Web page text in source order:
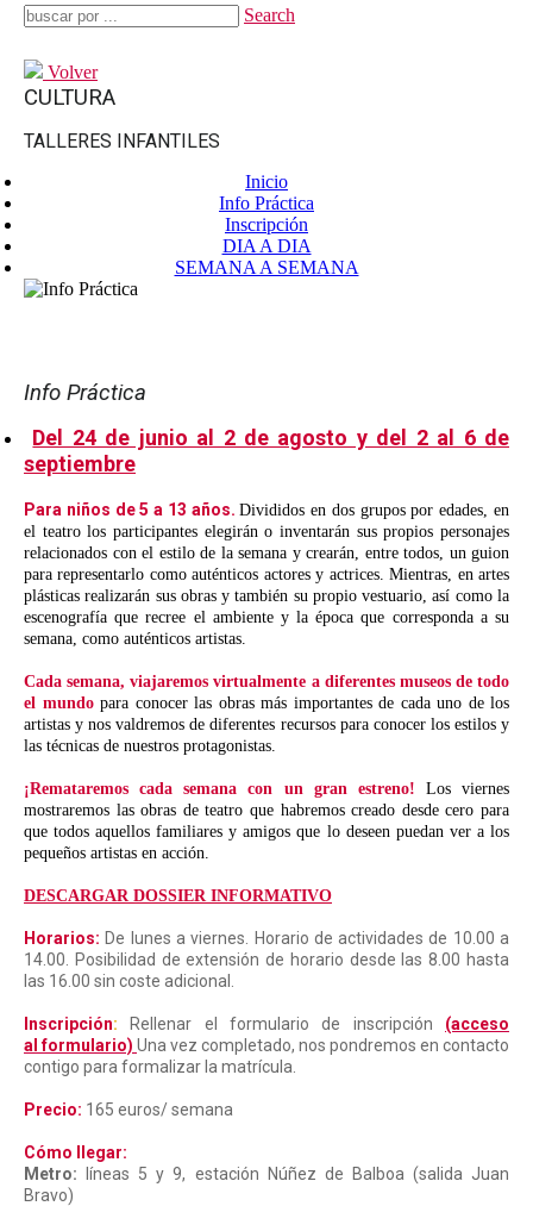
Search
Volver
CULTURA
TALLERES INFANTILES
Inicio
Info Práctica
Inscripción
DIA A DIA
SEMANA A SEMANA
Info Práctica
Del 24 de junio al 2 de agosto y del 2 al 6 de
septiembre
Para niños de 5 a 13 años. Divididos en dos grupos por edades, en
el teatro los participantes elegirán o inventarán sus propios personajes
relacionados con el estilo de la semana y crearán, entre todos, un guion
para representarlo como auténticos actores y actrices. Mientras, en artes
plásticas realizarán sus obras y también su propio vestuario, así como la
escenografía que recree el ambiente y la época que corresponda a su
semana, como auténticos artistas.
Cada semana, viajaremos virtualmente a diferentes museos de todo
el mundopara conocer las obras más importantes de cada uno de los
artistas y nos valdremos de diferentes recursos para conocer los estilos y
las técnicas de nuestros protagonistas.
¡Remataremos cada semana con un gran estreno! Los viernes
mostraremos las obras de teatro que habremos creado desde cero para
que todos aquellos familiares y amigos que lo deseen puedan ver a los
pequeños artistas en acción.
DESCARGAR DOSSIER INFORMATIVO
Horarios: De lunes a viernes. Horario de actividades de 10.00 a
14.00. Posibilidad de extensión de horario desde las 8.00 hasta
las 16.00 sin coste adicional.
Inscripción: Rellenar el formulario de inscripción (acceso
al formulario) Una vez completado, nos pondremos en contacto
contigo para formalizar la matrícula.
Precio: 165 euros/ semana
Cómo llegar:
Metro: líneas 5 y 9, estación Núñez de Balboa (salida Juan
Bravo)